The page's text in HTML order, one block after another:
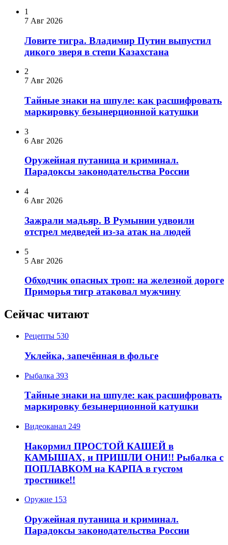
1
7 Авг 2026
Ловите тигра. Владимир Путин выпустил
дикого зверя в степи Казахстана
2
7 Авг 2026
Тайные знаки на шпуле: как расшифровать
маркировку безынерционной катушки
3
6 Авг 2026
Оружейная путаница и криминал.
Парадоксы законодательства России
4
6 Авг 2026
Зажрали мадьяр. В Румынии удвоили
отстрел медведей из-за атак на людей
5
5 Авг 2026
Обходчик опасных троп: на железной дороге
Приморья тигр атаковал мужчину
Сейчас читают
Рецепты 530
Уклейка, запечённая в фольге
Рыбалка 393
Тайные знаки на шпуле: как расшифровать
маркировку безынерционной катушки
Видеоканал 249
Накормил ПРОСТОЙ КАШЕЙ в
КАМЫШАХ, и ПРИШЛИ ОНИ!! Рыбалка с
ПОПЛАВКОМ на КАРПА в густом
тростнике!!
Оружие 153
Оружейная путаница и криминал.
Парадоксы законодательства России